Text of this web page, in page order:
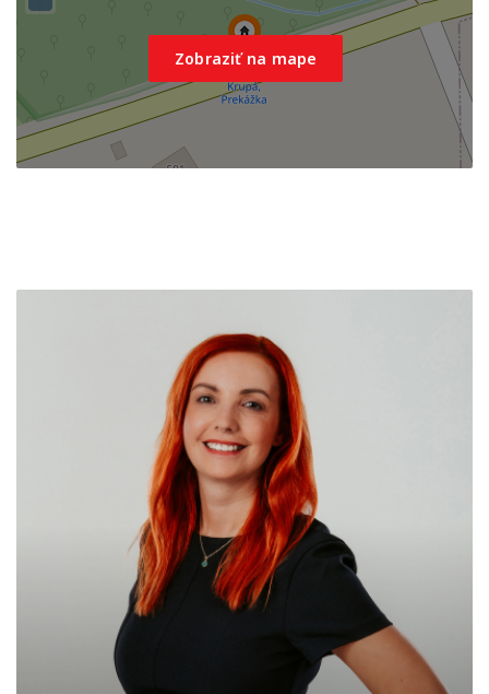
Zobraziť na mape